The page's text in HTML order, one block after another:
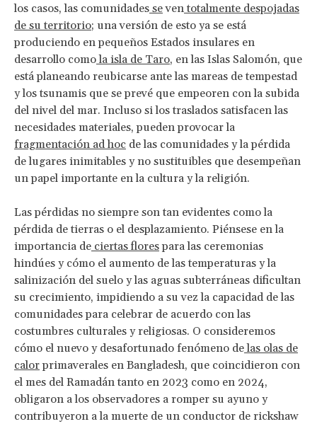
los casos, las comunidades seven totalmente despojadas
de su territorio; una versión de esto ya se está
produciendo en pequeños Estados insulares en
desarrollo comola isla de Taro, en las Islas Salomón, que
está planeando reubicarse ante las mareas de tempestad
y los tsunamis que se prevé que empeoren con la subida
del nivel del mar. Incluso si los traslados satisfacen las
necesidades materiales, pueden provocar la
fragmentación ad hoc de las comunidades y la pérdida
de lugares inimitables y no sustituibles que desempeñan
un papel importante en la cultura y la religión.
Las pérdidas no siempre son tan evidentes como la
pérdida de tierras o el desplazamiento. Piénsese en la
importancia de ciertas florespara las ceremonias
hindúes y cómo el aumento de las temperaturas y la
salinización del suelo y las aguas subterráneas dificultan
su crecimiento, impidiendo a su vez la capacidad de las
comunidades para celebrar de acuerdo con las
costumbres culturales y religiosas. O consideremos
cómo el nuevo y desafortunado fenómeno delas olas de
calorprimaverales en Bangladesh, que coincidieron con
el mes del Ramadán tanto en 2023 como en 2024,
obligaron a los observadores a romper su ayuno y
contribuyeron a la muerte de un conductor de rickshaw